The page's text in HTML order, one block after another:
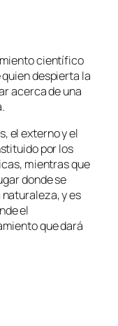
científico
despierta la
acerca de una
el externo y el
por los
mientras que
donde se
y es
el
que dará